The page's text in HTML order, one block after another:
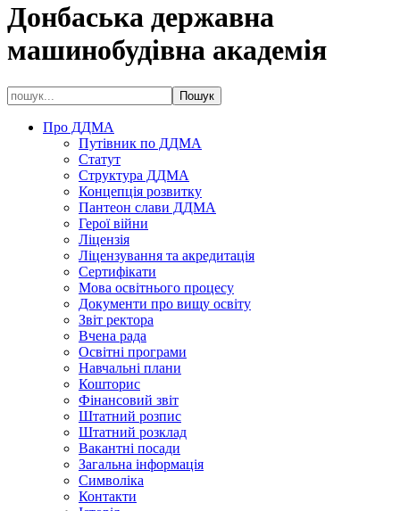
Донбаська державна
машинобудівна академія
Про ДДМА
Путівник по ДДМА
Статут
Структура ДДМА
Концепція розвитку
Пантеон слави ДДМА
Герої війни
Ліцензія
Ліцензування та акредитація
Сертифікати
Мова освітнього процесу
Документи про вищу освіту
Звіт ректора
Вчена рада
Освітні програми
Навчальні плани
Кошторис
Фінансовий звіт
Штатний розпис
Штатний розклад
Вакантні посади
Загальна інформація
Символіка
Контакти